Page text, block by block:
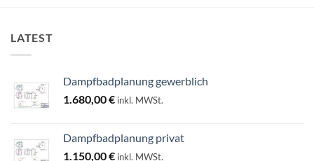
LATEST
Dampfbadplanung gewerblich
1.680,00€ inkl. MWSt.
Dampfbadplanung privat
1.150,00€ inkl. MWSt.